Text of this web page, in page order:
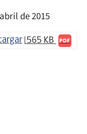
de 2015
565 KB PDF